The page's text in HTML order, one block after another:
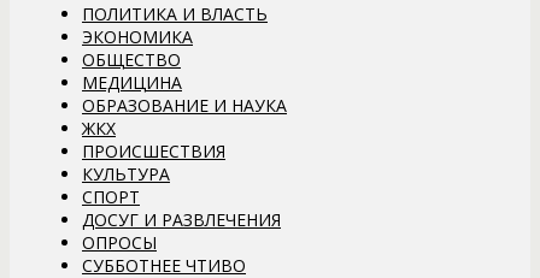
ПОЛИТИКА И ВЛАСТЬ
ЭКОНОМИКА
ОБЩЕСТВО
МЕДИЦИНА
ОБРАЗОВАНИЕ И НАУКА
ЖКХ
ПРОИСШЕСТВИЯ
КУЛЬТУРА
СПОРТ
ДОСУГ И РАЗВЛЕЧЕНИЯ
ОПРОСЫ
СУББОТНЕЕ ЧТИВО